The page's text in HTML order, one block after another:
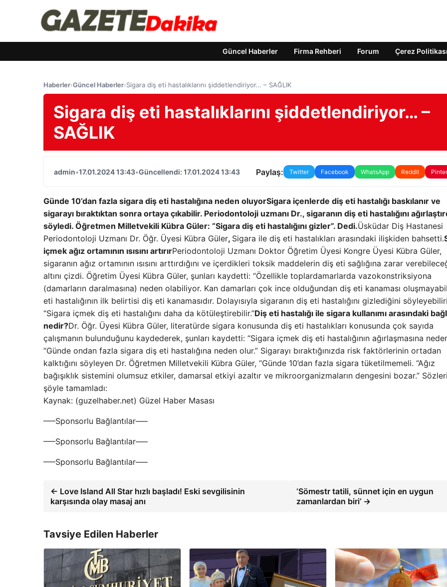
Güncel Haberler Firma Rehberi Forum Çerez Politikası
Haberler›Güncel Haberler›Sigara diş eti hastalıklarını şiddetlendiriyor… – SAĞLIK
Sigara diş eti hastalıklarını şiddetlendiriyor… –
SAĞLIK
admin•17.01.2024 13:43•Güncellendi: 17.01.2024 13:43 Paylaş: Twitter Facebook WhatsApp Reddit
Günde 10’dan fazla sigara diş eti hastalığına neden oluyorSigara içenlerde diş eti hastalığı baskılanır ve
sigarayı bıraktıktan sonra ortaya çıkabilir. Periodontoloji uzmanı Dr., sigaranın diş eti hastalığını
söyledi. Öğretmen Milletvekili Kübra Güler: “Sigara diş eti hastalığını gizler”. Dedi.Üsküdar Diş Hastanesi
Periodontoloji Uzmanı Dr. Öğr. Üyesi Kübra Güler, Sigara ile diş eti hastalıkları arasındaki ilişkiden bahsetti.
içmek ağız ortamının ısısını artırırPeriodontoloji Uzmanı Doktor Öğretim Üyesi Kongre Üyesi Kübra Güler,
sigaranın ağız ortamının ısısını arttırdığını ve içerdikleri toksik maddelerin diş eti sağlığına zarar
altını çizdi. Öğretim Üyesi Kübra Güler, şunları kaydetti: “Özellikle toplardamarlarda vazokonstriksiyona
(damarların daralmasına) neden olabiliyor. Kan damarları çok ince olduğundan diş eti kanaması
eti hastalığının ilk belirtisi diş eti kanamasıdır. Dolayısıyla sigaranın diş eti hastalığını gizlediğini
“Sigara içmek diş eti hastalığını daha da kötüleştirebilir.”Diş eti hastalığı ile sigara kullanımı arasındaki
nedir?Dr. Öğr. Üyesi Kübra Güler, literatürde sigara konusunda diş eti hastalıkları konusunda çok sayıda
çalışmanın bulunduğunu kaydederek, şunları kaydetti: “Sigara içmek diş eti hastalığının ağırlaşmasına
“Günde ondan fazla sigara diş eti hastalığına neden olur.” Sigarayı bıraktığınızda risk faktörlerinin ortadan
kalktığını söyleyen Dr. Öğretmen Milletvekili Kübra Güler, “Günde 10’dan fazla sigara tüketilmemeli. “Ağız
bağışıklık sistemini olumsuz etkiler, damarsal etkiyi azaltır ve mikroorganizmaların dengesini bozar.”
şöyle tamamladı:
Kaynak: (guzelhaber.net) Güzel Haber Masası
—–Sponsorlu Bağlantılar—–
—–Sponsorlu Bağlantılar—–
—–Sponsorlu Bağlantılar—–
← Love Island All Star hızlı başladı! Eski sevgilisinin
karşısında olay masaj anı
‘Sömestr tatili, sünnet için en uygun
zamanlardan biri’ →
Tavsiye Edilen Haberler